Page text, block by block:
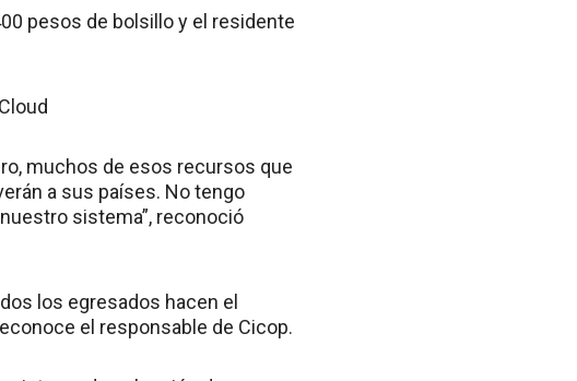
pesos de bolsillo y el residente
muchos de esos recursos que
a sus países. No tengo
sistema”, reconoció
los egresados hacen el
el responsable de Cicop.